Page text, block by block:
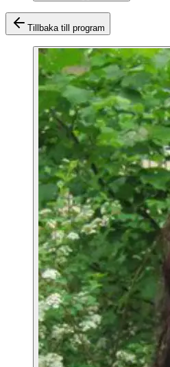
Tillbaka till program